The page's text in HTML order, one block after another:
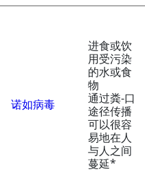
诺如病毒
进食或饮
用受污染
的水或食
物
通过粪-口
途径传播
可以很容
易地在人
与人之间
蔓延*